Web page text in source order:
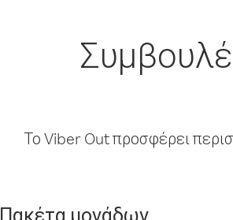
Το Viber Out προσφέρει
Πακέτα μονάδων